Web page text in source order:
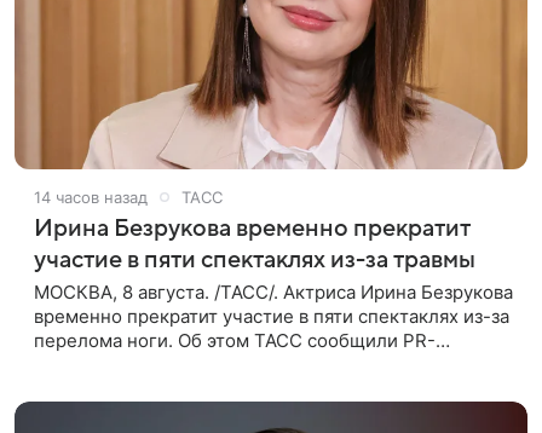
14 часов назад ТАСС
Ирина Безрукова временно прекратит
участие в пяти спектаклях из-за травмы
МОСКВА, 8 августа. /ТАСС/. Актриса Ирина Безрукова
временно прекратит участие в пяти спектаклях из-за
перелома ноги. Об этом ТАСС сообщили PR-